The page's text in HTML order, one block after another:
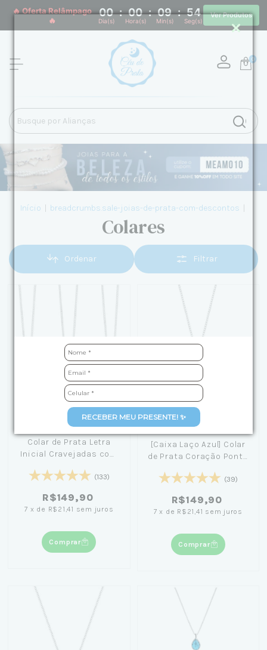
RECEBER MEU PRESENTE! ✨
🔥 Oferta Relâmpago
🔥
00 : 00 : 09 : 52
Dia(s) Hora(s) Min(s) Seg(s)
Ver Produtos
0
Início breadcrumbs.sale-joias-de-prata-com-descontos
Colares
Ordenar Filtrar
Colar de Prata Letra
Inicial Cravejadas com
(133)
R$149,90
7 x de R$21,41 sem juros
Comprar
[Caixa Laço Azul] Colar
de Prata Coração Ponto
(39)
R$149,90
7 x de R$21,41 sem juros
Comprar